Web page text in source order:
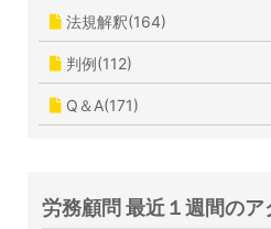
法規解釈(164)
判例(112)
Q＆A(171)
労務顧問 最近１週間の